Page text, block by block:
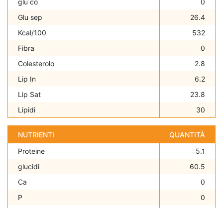
glu co
0
Glu sep
26.4
Kcal/100
532
Fibra
0
Colesterolo
2.8
Lip In
6.2
Lip Sat
23.8
Lipidi
30
NUTRIENTI
QUANTITÀ
Proteine
5.1
glucidi
60.5
Ca
0
P
0